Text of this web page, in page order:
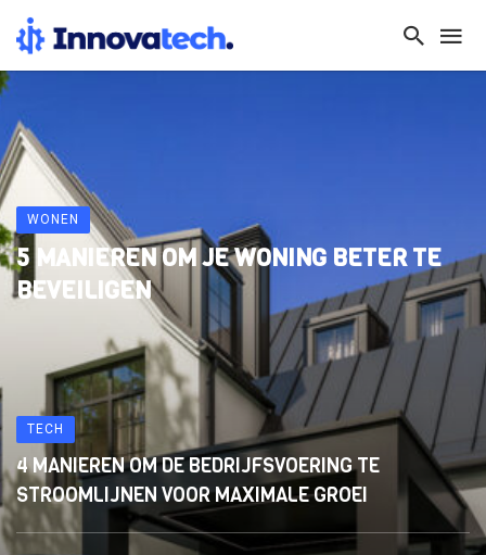
WONEN
5 MANIEREN OM JE WONING BETER TE
BEVEILIGEN
TECH
4 MANIEREN OM DE BEDRIJFSVOERING TE
STROOMLIJNEN VOOR MAXIMALE GROEI